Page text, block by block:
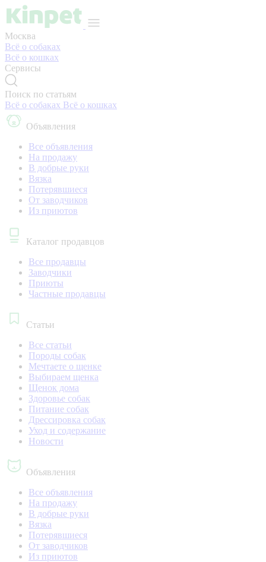
Москва
Всё о собаках
Всё о кошках
Сервисы
Поиск по статьям
Всё о собаках Всё о кошках
Объявления
Все объявления
На продажу
В добрые руки
Вязка
Потерявшиеся
От заводчиков
Из приютов
Каталог продавцов
Все продавцы
Заводчики
Приюты
Частные продавцы
Статьи
Все статьи
Породы собак
Мечтаете о щенке
Выбираем щенка
Щенок дома
Здоровье собак
Питание собак
Дрессировка собак
Уход и содержание
Новости
Объявления
Все объявления
На продажу
В добрые руки
Вязка
Потерявшиеся
От заводчиков
Из приютов